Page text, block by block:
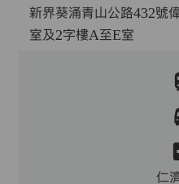
新界葵涌青山公路432號
室及2字樓A至E室
仁